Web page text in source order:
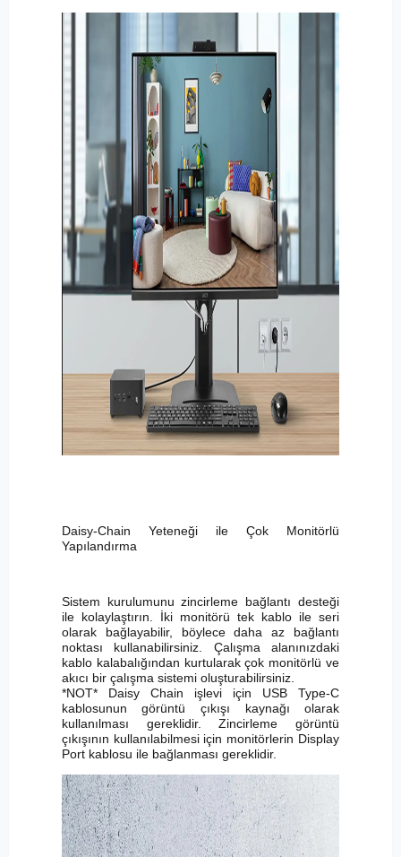
Daisy-Chain Yeteneği ile Çok Monitörlü
Yapılandırma
Sistem kurulumunu zincirleme bağlantı desteği
ile kolaylaştırın. İki monitörü tek kablo ile seri
olarak bağlayabilir, böylece daha az bağlantı
noktası kullanabilirsiniz. Çalışma alanınızdaki
kablo kalabalığından kurtularak çok monitörlü ve
akıcı bir çalışma sistemi oluşturabilirsiniz.
*NOT* Daisy Chain işlevi için USB Type-C
kablosunun görüntü çıkışı kaynağı olarak
kullanılması gereklidir. Zincirleme görüntü
çıkışının kullanılabilmesi için monitörlerin Display
Port kablosu ile bağlanması gereklidir.